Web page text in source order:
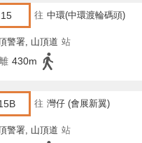
15 往 中環(中環渡輪碼頭)
警署, 山頂道 站
430m
往 灣仔 (會展新翼)
警署, 山頂道 站